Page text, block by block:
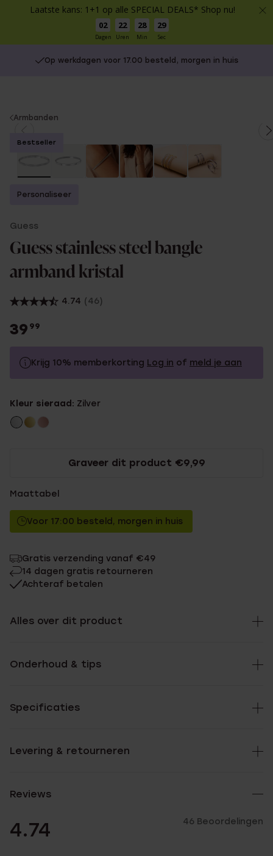
Laatste kans: 1+1 op alle SPECIAL DEALS* Shop nu!
02
Dagen
22
Uren
28
Min
28
Sec
Op werkdagen voor 17.00 besteld, morgen in huis
You
here:
Armbanden
Bestseller
Personaliseer
Guess
Guess stainless steel bangle
armband kristal
4.74 (46)
39 99
Krijg 10% memberkorting Log in of meld je aan
Zonder memberkorting
Kleur sieraad: Zilver
Graveer dit product €9,99
Maattabel
Voor 17:00 besteld, morgen in huis
Gratis verzending vanaf €49
14 dagen gratis retourneren
Achteraf betalen
Alles over dit product
Onderhoud & tips
Specificaties
Levering & retourneren
Reviews
4.74 46 Beoordelingen